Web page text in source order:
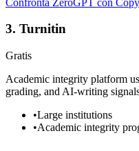
3. Turnitin
Gratis
Academic integrity platform
grading, and AI-writing
•Large institutions
•Academic integrity